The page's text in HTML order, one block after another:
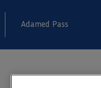
Adamed Pass